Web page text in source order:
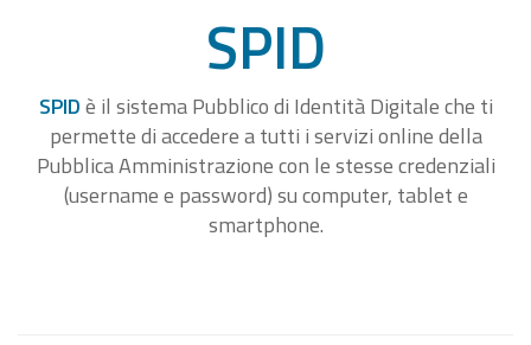
SPID
SPIDè il sistema Pubblico di Identità Digitale che ti
permette di accedere a tutti i servizi online della
Pubblica Amministrazione con le stesse credenziali
(username e password) su computer, tablet e
smartphone.